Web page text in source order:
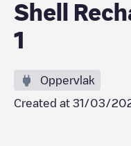
Shell
1
Oppervlak
Created at 31/03/